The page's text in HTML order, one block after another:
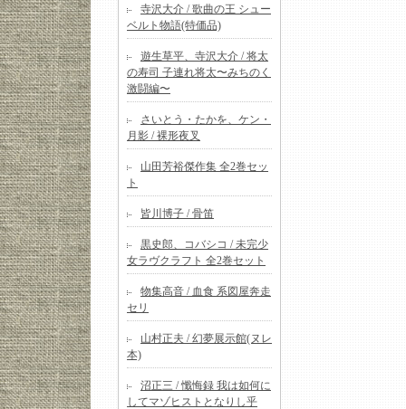
寺沢大介 / 歌曲の王 シュー
ベルト物語(特価品)
遊生草平、寺沢大介 / 将太
の寿司 子連れ将太〜みちのく
激闘編〜
さいとう・たかを、ケン・
月影 / 裸形夜叉
山田芳裕傑作集 全2巻セッ
ト
皆川博子 / 骨笛
黒史郎、コバシコ / 未完少
女ラヴクラフト 全2巻セット
物集高音 / 血食 系図屋奔走
セリ
山村正夫 / 幻夢展示館(ヌレ
本)
沼正三 / 懺悔録 我は如何に
してマゾヒストとなりし乎